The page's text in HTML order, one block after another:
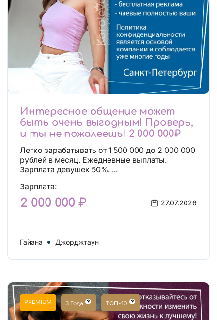
Интересное общение может
быть очень выгодным! Проверь,
и ты не пожалеешь! 2 000 000₽
Легко зарабатывать от 1 500 000 до 2 000 000
рублей в месяц. Ежедневные выплаты.
Зарплата девушек 50%. ...
Зарплата:
2 000 000 ₽ 27.07.2026
Гайана Джорджтаун
PREMIUM 3 Года ТОП-10